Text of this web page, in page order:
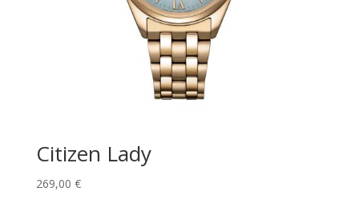
Citizen Lady
269,00 €